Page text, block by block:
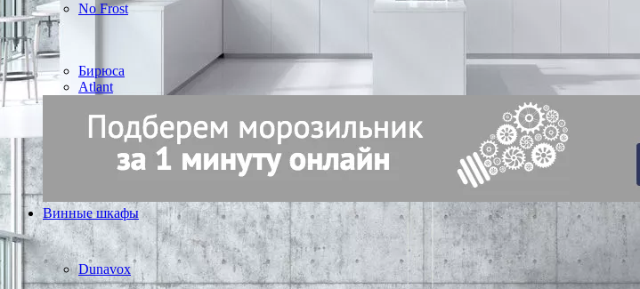
No Frost
Бирюса
Atlant
Винные шкафы
Dunavox